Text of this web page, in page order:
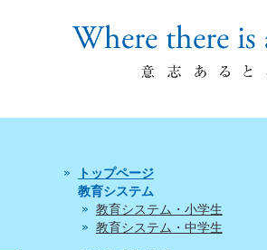
トップページ
教育システム
教育システム・小学生
教育システム・中学生